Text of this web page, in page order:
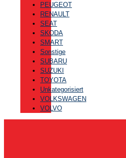
PEUGEOT
RENAULT
SEAT
SKODA
SMART
Sonstige
SUBARU
SUZUKI
TOYOTA
Unkategorisiert
VOLKSWAGEN
VOLVO